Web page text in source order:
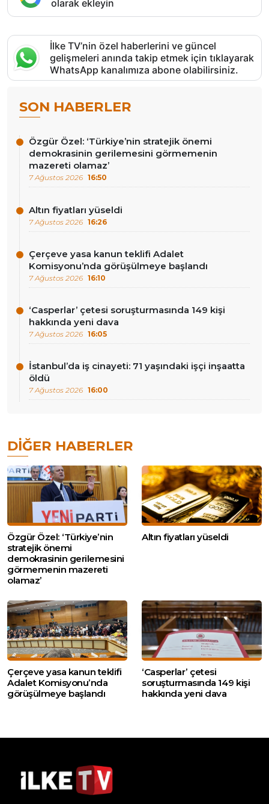
olarak ekleyin
İlke TV’nin özel haberlerini ve güncel
gelişmeleri anında takip etmek için tıklayarak
WhatsApp kanalımıza abone olabilirsiniz.
SON HABERLER
Özgür Özel: ‘Türkiye’nin stratejik önemi
demokrasinin gerilemesini görmemenin
mazereti olamaz’
7 Ağustos 2026 16:50
Altın fiyatları yüseldi
7 Ağustos 2026 16:26
Çerçeve yasa kanun teklifi Adalet
Komisyonu’nda görüşülmeye başlandı
7 Ağustos 2026 16:10
‘Casperlar’ çetesi soruşturmasında 149 kişi
hakkında yeni dava
7 Ağustos 2026 16:05
İstanbul’da iş cinayeti: 71 yaşındaki işçi inşaatta
öldü
7 Ağustos 2026 16:00
DIĞER HABERLER
Özgür Özel: ‘Türkiye’nin
stratejik önemi
demokrasinin gerilemesini
görmemenin mazereti
olamaz’
Altın fiyatları yüseldi
Çerçeve yasa kanun teklifi
Adalet Komisyonu’nda
görüşülmeye başlandı
‘Casperlar’ çetesi
soruşturmasında 149 kişi
hakkında yeni dava